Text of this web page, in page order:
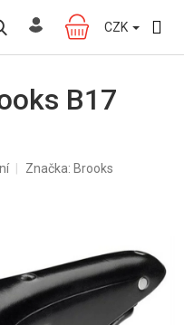
NÁKUPNÍ
KOŠÍK
CZK
B17
Značka: Brooks